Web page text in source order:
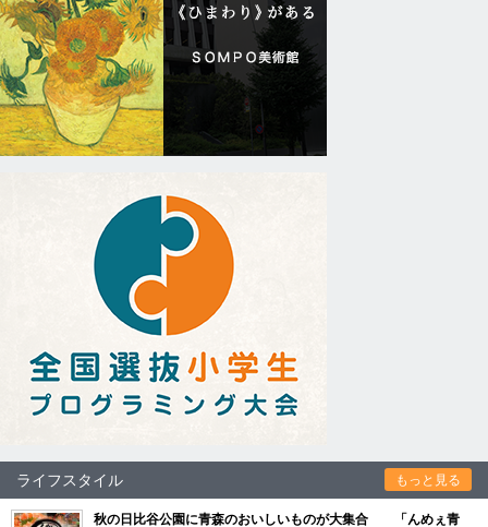
ライフスタイル もっと見る
秋の日比谷公園に青森のおいしいものが大集合 「んめぇ青